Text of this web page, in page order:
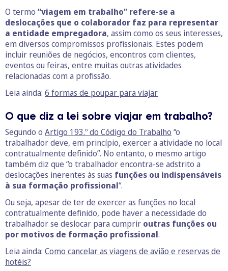
O termo “viagem em trabalho” refere-se a
deslocações que o colaborador faz para representar
a entidade empregadora, assim como os seus interesses,
em diversos compromissos profissionais. Estes podem
incluir reuniões de negócios, encontros com clientes,
eventos ou feiras, entre muitas outras atividades
relacionadas com a profissão.
Leia ainda: 6 formas de poupar para viajar
O que diz a lei sobre viajar em trabalho?
Segundo o Artigo 193.º do Código do Trabalho “o
trabalhador deve, em princípio, exercer a atividade no local
contratualmente definido”. No entanto, o mesmo artigo
também diz que “o trabalhador encontra-se adstrito a
deslocações inerentes às suas funções ou indispensáveis
à sua formação profissional“.
Ou seja, apesar de ter de exercer as funções no local
contratualmente definido, pode haver a necessidade do
trabalhador se deslocar para cumprir outras funções ou
por motivos de formação profissional.
Leia ainda: Como cancelar as viagens de avião e reservas de
hotéis?